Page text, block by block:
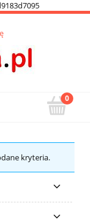
kryteria.